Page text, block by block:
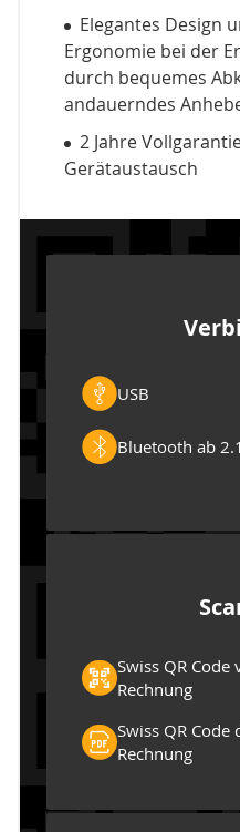
Elegantes Design
Ergonomie bei der
durch bequemes
andauerndes
2 Jahre
Gerätaustausch
USB
Bluetooth ab 2.1
Swiss QR
Rechnung
Swiss QR Code
Rechnung